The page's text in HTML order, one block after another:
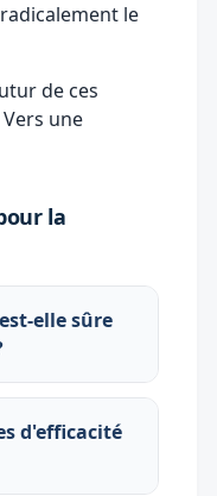
le
de ces
Vers une
la
elle sûre
d'efficacité